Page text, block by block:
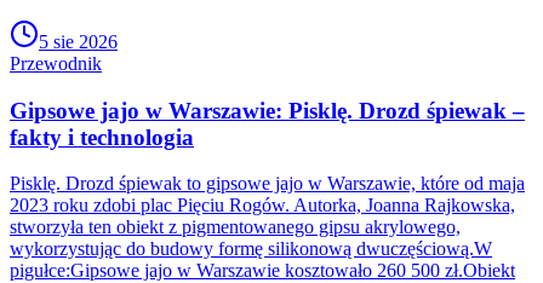
5 sie 2026
Przewodnik
Gipsowe jajo w Warszawie: Pisklę. Drozd śpiewak –
fakty i technologia
Pisklę. Drozd śpiewak to gipsowe jajo w Warszawie, które od maja
2023 roku zdobi plac Pięciu Rogów. Autorka, Joanna Rajkowska,
stworzyła ten obiekt z pigmentowanego gipsu akrylowego,
wykorzystując do budowy formę silikonową dwuczęściową.W
pigułce:Gipsowe jajo w Warszawie kosztowało 260 500 zł.Obiekt